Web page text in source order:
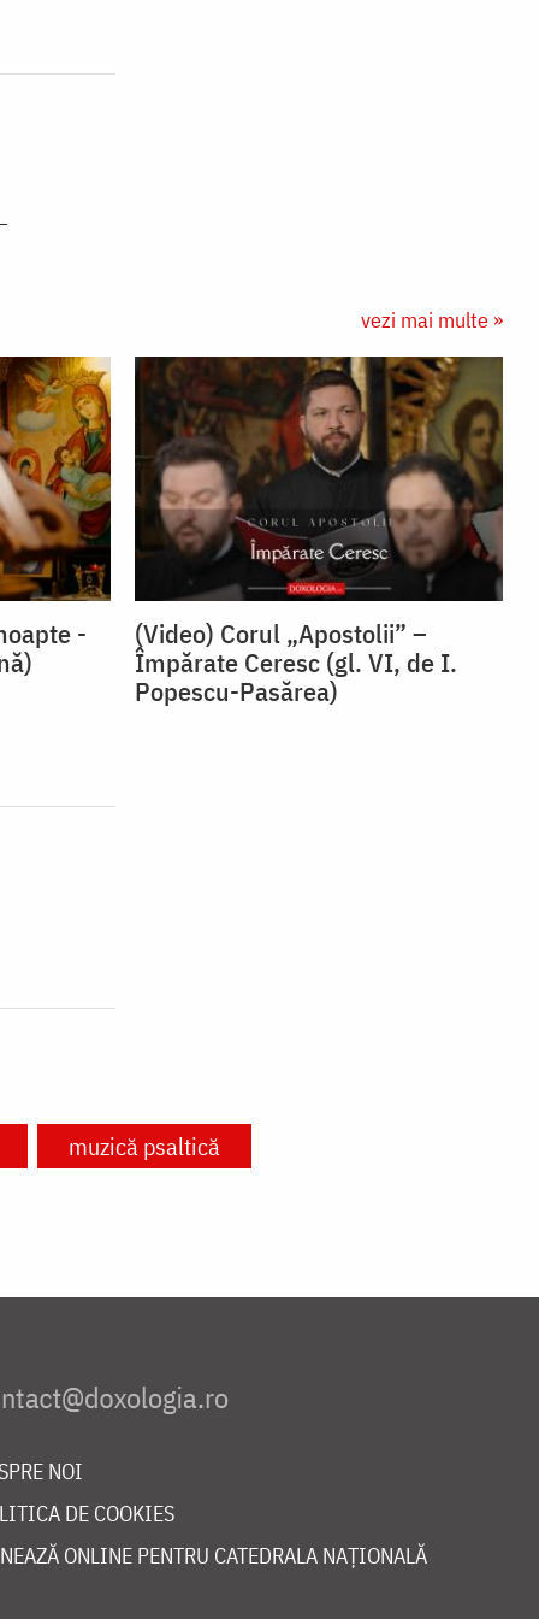
vezi mai multe »
-
(Video) Corul „Apostolii” –
⁠Împărate Ceresc (gl. VI, de I.
Popescu-Pasărea)
muzică psaltică
NOI
DE COOKIES
ONLINE PENTRU CATEDRALA NAȚIONALĂ